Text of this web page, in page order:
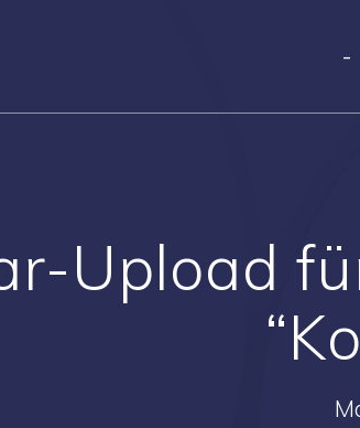
–
Upload